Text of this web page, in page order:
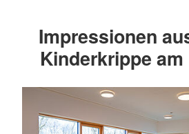
Impressionen
Kinderkrippe